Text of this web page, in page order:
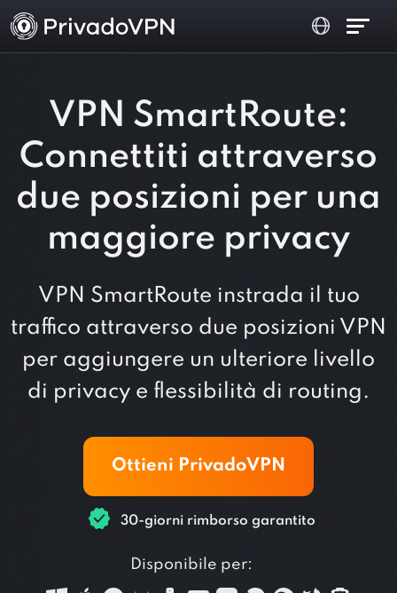
VPN SmartRoute:
Connettiti attraverso
due posizioni per una
maggiore privacy
VPN SmartRoute instrada il tuo
traffico attraverso due posizioni VPN
per aggiungere un ulteriore livello
di privacy e flessibilità di routing.
Ottieni PrivadoVPN
30-giorni rimborso garantito
Disponibile per: